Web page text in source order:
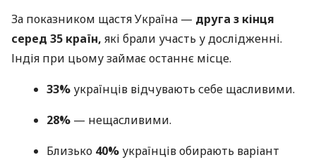
За показником щастя Україна — друга з кінця
серед 35 країн, які брали участь у дослідженні.
Індія при цьому займає останнє місце.
33% українців відчувають себе щасливими.
28% — нещасливими.
Близько 40% українців обирають варіант